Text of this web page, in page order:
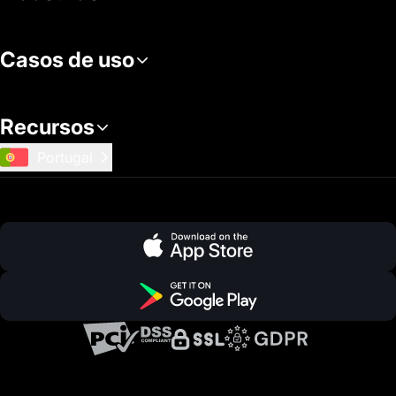
Casos de uso
Recursos